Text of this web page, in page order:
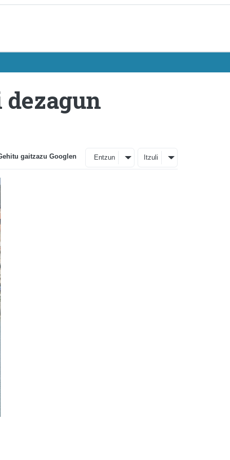
gaitzazu Googlen Entzun Itzuli